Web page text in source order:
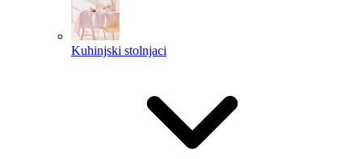
Kuhinjski stolnjaci